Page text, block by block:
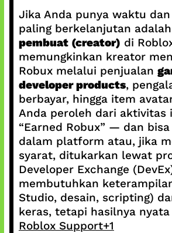
Jika Anda punya waktu
paling berkelanjutan
pembuat (creator) di
memungkinkan kreator
Robux melalui penjualan
developer products,
berbayar, hingga item
Anda peroleh dari aktivitas
“Earned Robux” — dan
dalam platform atau, jika
syarat, ditukarkan lewat
Developer Exchange
membutuhkan
Studio, desain, scripting)
keras, tetapi hasilnya nyata
Roblox Support+1